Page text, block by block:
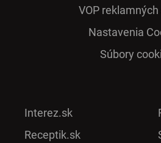
VOP
Nastavenia
Súbory
Interez.sk
Receptik.sk